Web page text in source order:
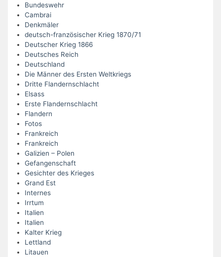
Bundeswehr
Cambrai
Denkmäler
deutsch-französischer Krieg 1870/71
Deutscher Krieg 1866
Deutsches Reich
Deutschland
Die Männer des Ersten Weltkriegs
Dritte Flandernschlacht
Elsass
Erste Flandernschlacht
Flandern
Fotos
Frankreich
Frankreich
Galizien – Polen
Gefangenschaft
Gesichter des Krieges
Grand Est
Internes
Irrtum
Italien
Italien
Kalter Krieg
Lettland
Litauen